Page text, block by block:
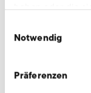
Notwendig
Präferenzen
Weiteres